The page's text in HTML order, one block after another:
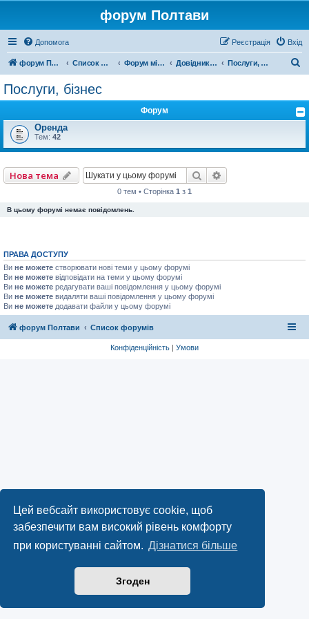
Цей вебсайт використовує cookie, щоб
забезпечити вам високий рівень комфорту
при користуванні сайтом. Дізнатися більше
Згоден
форум Полтави
Допомога Вхід
Реєстрація
форум Полтави Список форумів Форум міста Полтава Довідник Полтави Послуги, бізнес
у
Послуги, бізнес
Форум
Оренда
Тем: 42
Нова тема Пошук
0 тем • Сторінка 1 з 1
В цьому форумі немає повідомлень.
ПРАВА ДОСТУПУ
Ви не можете створювати нові теми у цьому форумі
Ви не можете відповідати на теми у цьому форумі
Ви не можете редагувати ваші повідомлення у цьому форумі
Ви не можете видаляти ваші повідомлення у цьому форумі
Ви не можете додавати файли у цьому форумі
форум Полтави Список форумів
Конфіденційність | Умови